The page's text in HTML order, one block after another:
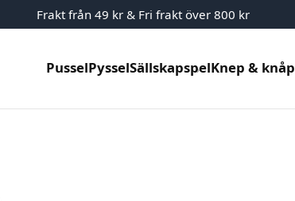
Frakt från 49 kr & Fri frakt över 800 kr
PusselPysselSällskapspelKnep & knåp